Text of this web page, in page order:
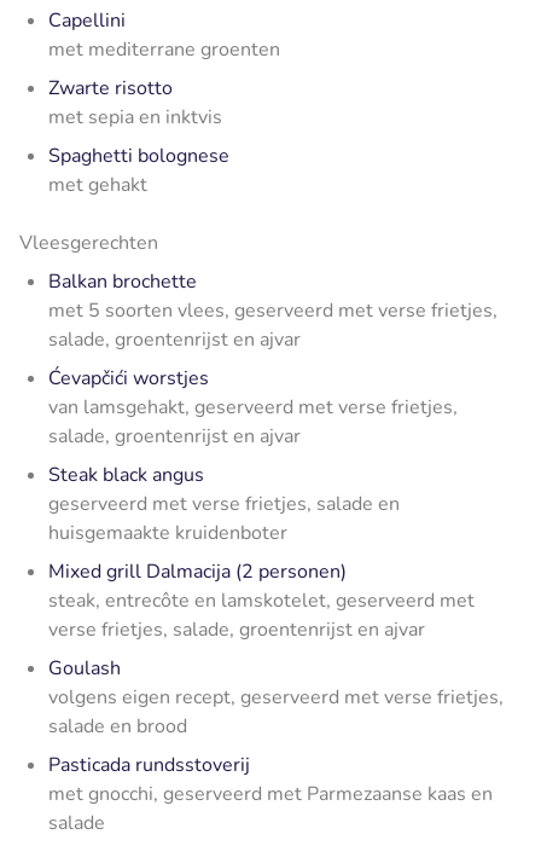
Capellini
met mediterrane groenten
Zwarte risotto
met sepia en inktvis
Spaghetti bolognese
met gehakt
Vleesgerechten
Balkan brochette
met 5 soorten vlees, geserveerd met verse frietjes,
salade, groentenrijst en ajvar
Ćevapčići worstjes
van lamsgehakt, geserveerd met verse frietjes,
salade, groentenrijst en ajvar
Steak black angus
geserveerd met verse frietjes, salade en
huisgemaakte kruidenboter
Mixed grill Dalmacija (2 personen)
steak, entrecôte en lamskotelet, geserveerd met
verse frietjes, salade, groentenrijst en ajvar
Goulash
volgens eigen recept, geserveerd met verse frietjes,
salade en brood
Pasticada rundsstoverij
met gnocchi, geserveerd met Parmezaanse kaas en
salade